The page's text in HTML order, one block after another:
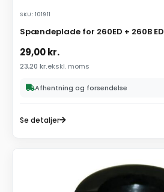
SKU: 101911
Spændeplade for 260ED + 260B ED
29,00kr.
23,20 kr.ekskl. moms
Afhentning og forsendelse
Se detaljer